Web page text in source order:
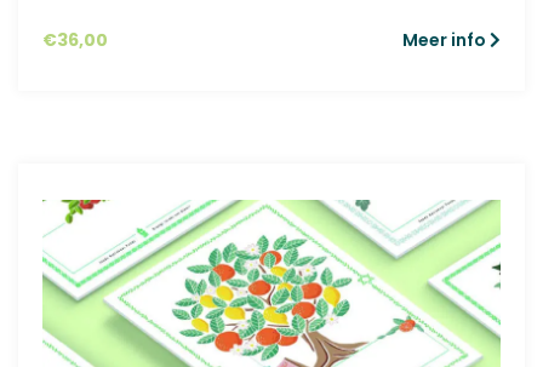
€36,00 Meer info